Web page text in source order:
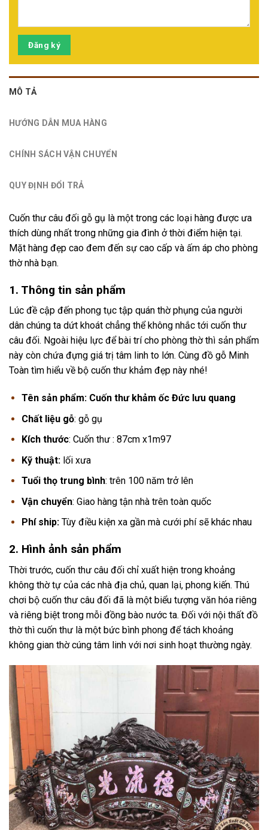
Đăng ký
MÔ TẢ
HƯỚNG DẪN MUA HÀNG
CHÍNH SÁCH VẬN CHUYỂN
QUY ĐỊNH ĐỔI TRẢ
Cuốn thư câu đối gỗ gụ là một trong các loại hàng được ưa
thích dùng nhất trong những gia đình ở thời điểm hiện tại.
Mặt hàng đẹp cao đem đến sự cao cấp và ấm áp cho phòng
thờ nhà bạn.
1. Thông tin sản phẩm
Lúc đề cập đến phong tục tập quán thờ phụng của người
dân chúng ta dứt khoát chẳng thể không nhắc tới cuốn thư
câu đối. Ngoài hiệu lực để bài trí cho phòng thờ thì sản phẩm
này còn chứa đựng giá trị tâm linh to lớn. Cùng đồ gỗ Minh
Toàn tìm hiểu về bộ cuốn thư khảm đẹp này nhé!
Tên sản phẩm: Cuốn thư khảm ốc Đức lưu quang
Chất liệu gỗ: gỗ gụ
Kích thước: Cuốn thư : 87cm x1m97
Kỹ thuật:lối xưa
Tuổi thọ trung bình: trên 100 năm trở lên
Vận chuyển: Giao hàng tận nhà trên toàn quốc
Phí ship:Tùy điều kiện xa gần mà cưới phí sẽ khác nhau
2. Hình ảnh sản phẩm
Thời trước, cuốn thư câu đối chỉ xuất hiện trong khoảng
không thờ tự của các nhà địa chủ, quan lại, phong kiến. Thú
chơi bộ cuốn thư câu đối đã là một biểu tượng văn hóa riêng
và riêng biệt trong mỗi đồng bào nước ta. Đối với nội thất đồ
thờ thì cuốn thư là một bức bình phong để tách khoảng
không gian thờ cúng tâm linh với nơi sinh hoạt thường ngày.